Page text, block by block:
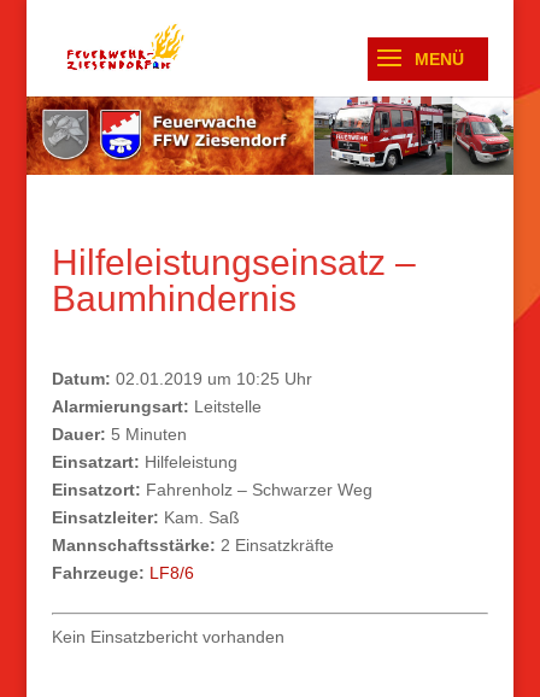
Hilfeleistungseinsatz –
Baumhindernis
Datum: 02.01.2019 um 10:25 Uhr
Alarmierungsart: Leitstelle
Dauer: 5 Minuten
Einsatzart: Hilfeleistung
Einsatzort: Fahrenholz – Schwarzer Weg
Einsatzleiter: Kam. Saß
Mannschaftsstärke: 2 Einsatzkräfte
Fahrzeuge: LF8/6
Kein Einsatzbericht vorhanden